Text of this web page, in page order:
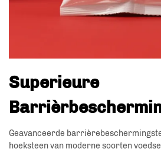
Superieure
Geavanceerde
hoeksteen van moderne soorten